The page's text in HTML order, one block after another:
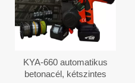
KYA-660 automatikus
betonacél, kétszintes